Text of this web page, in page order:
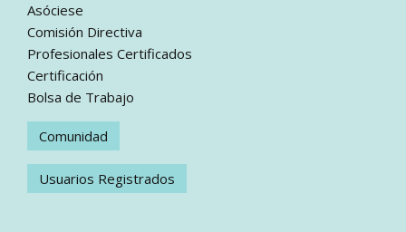
Asóciese
Comisión Directiva
Profesionales Certificados
Certificación
Bolsa de Trabajo
Comunidad
Usuarios Registrados